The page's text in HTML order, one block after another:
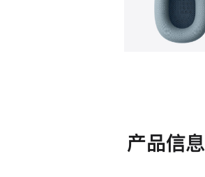
图库
产品信息